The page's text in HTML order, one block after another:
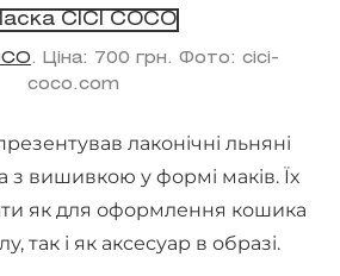
. Ціна: 700 грн. Фото: cici-
coco.com
лаконічні льняні
з вишивкою у формі маків. Їх
як для оформлення кошика
так і як аксесуар в образі.